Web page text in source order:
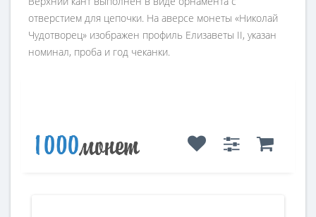
отверстием для цепочки. На аверсе монеты «Николай
Чудотворец» изображен профиль Елизаветы II, указан
номинал, проба и год чеканки.